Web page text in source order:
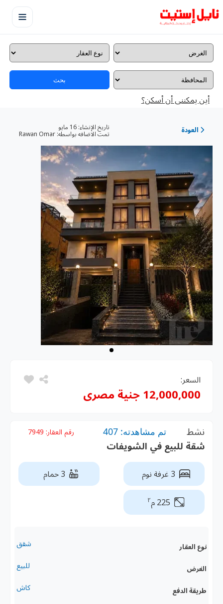
بحث
أين يمكننى أن أسكن؟
العودة تاريخ الإنشاء:
تمت الاضافه بواسطه: Rawan Omar
السعر:
12,000,000 جنية مصرى
نشط تم مشاهدته: 407 رقم العقار: 7949
شقة للبيع في الشويفات
3 غرفة نوم 3 حمام
225 م ٢
نوع العقار شقق
الغرض للبيع
طريقة الدفع كاش